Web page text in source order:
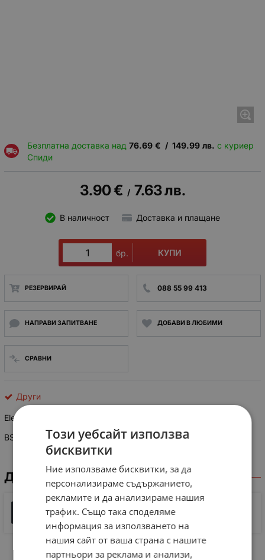
Безплатна доставка над 76.69 € / 149.99 лв. с куриер
Спиди
3.90€ / 7.63лв.
В наличност Доставка и плащане
бр. КУПИ
РЕЗЕРВИРАЙ 088 55 99 413
НАПРАВИ ЗАПИТВАНЕ ДОБАВИ В ЛЮБИМИ
СРАВНИ
Други
Elesa CE.83950
BS52R, ДИСТАНЦИОННА ПЛОЧА, ДИСТАНЦИОННА ПЛОЧА
ДОКУМЕНТИ ЗА СВАЛЯНЕ
DD52 ELESA Direct drive digital position indicators
299 KB |PDF
Този уебсайт използва
бисквитки
Ние използваме бисквитки, за да
персонализираме съдържанието,
рекламите и да анализираме нашия
трафик. Също така споделяме
информация за използването на
нашия сайт от ваша страна с нашите
партньори за реклама и анализи,